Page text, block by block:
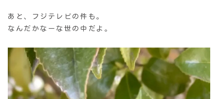
あと、フジテレビの件も。
なんだかなーな世の中だよ。